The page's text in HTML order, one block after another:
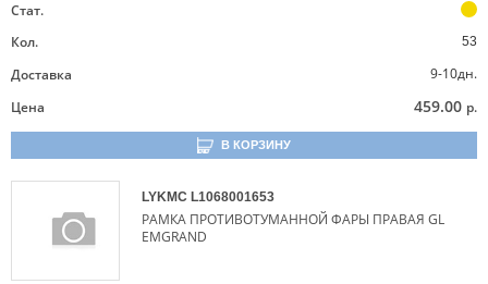
Стат.
Кол.
53
Доставка
9-10дн.
Цена
459.00 р.
В КОРЗИНУ
LYKMC L1068001653
РАМКА ПРОТИВОТУМАННОЙ ФАРЫ ПРАВАЯ GL
EMGRAND